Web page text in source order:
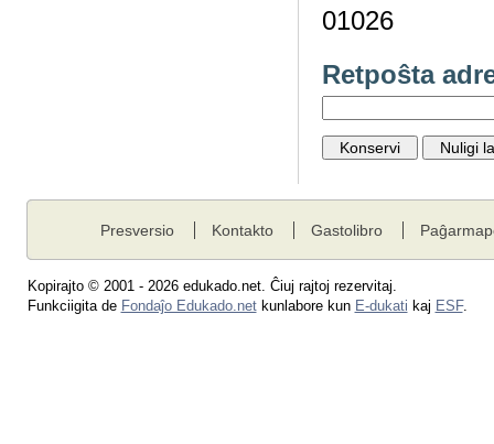
01026
Retpoŝta
Presversio Kontakto Gastolibro
Kopirajto © 2001 - 2026 edukado.net. Ĉiuj rajtoj rezervitaj.
Funkciigita de Fondaĵo Edukado.netkunlabore kun E-dukati kaj ESF.